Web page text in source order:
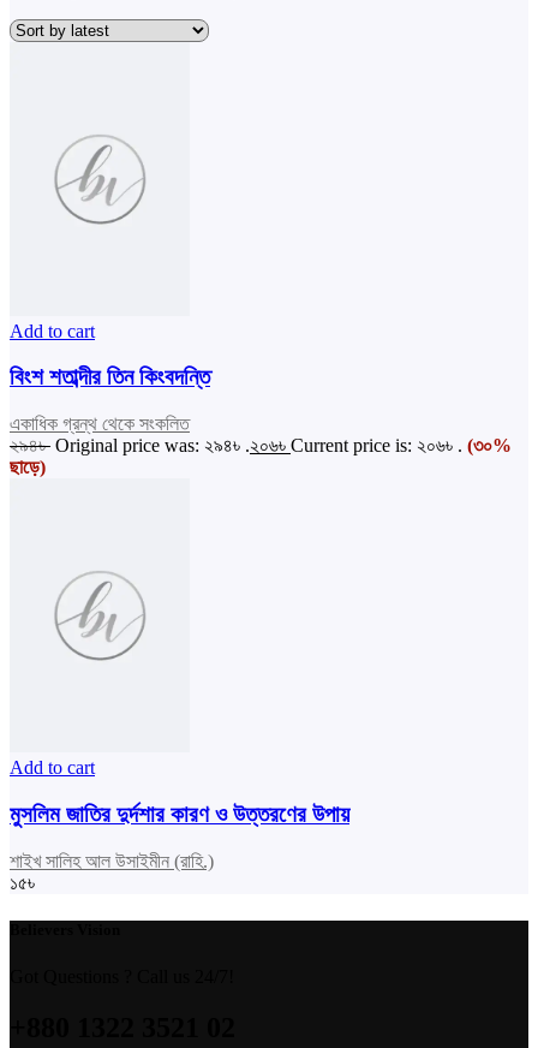
Add to cart
বিংশ শতাব্দীর তিন কিংবদন্তি
একাধিক গ্রন্থ থেকে সংকলিত
২৯৪৳ Original price was: ২৯৪৳ .২০৬৳ Current price is: ২০৬৳ . (৩০%
ছাড়ে)
Add to cart
মুসলিম জাতির দুর্দশার কারণ ও উত্তরণের উপায়
শাইখ সালিহ আল উসাইমীন (রাহি.)
১৫৳